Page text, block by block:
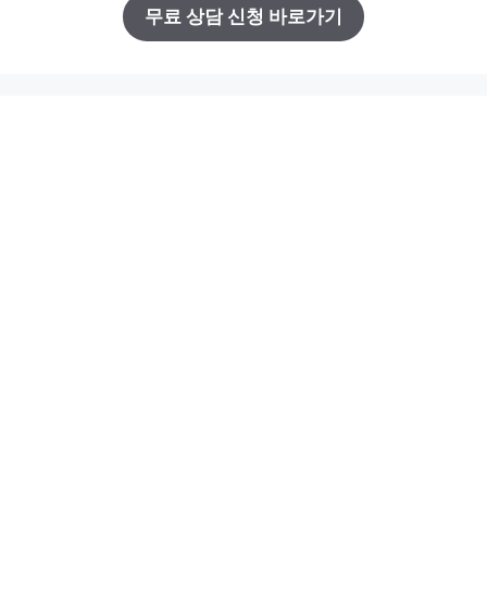
무료 상담 신청 바로가기